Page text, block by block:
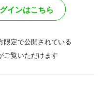
インはこちら
限定で公開されている
ご覧いただけます